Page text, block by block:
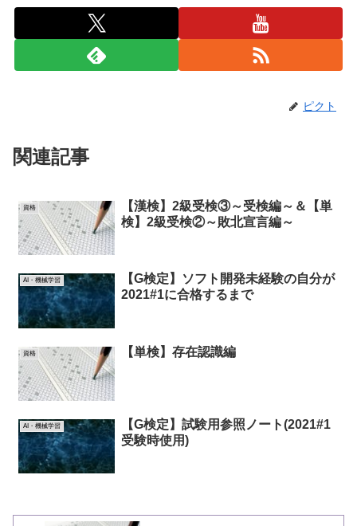
ピクト
関連記事
資格
【漢検】2級受検③～受検編～＆【単
検】2級受検②～敗北宣言編～
AI・機械学習
【G検定】ソフト開発未経験の自分が
2021#1に合格するまで
資格 【単検】存在認識編
AI・機械学習
【G検定】試験用参照ノート(2021#1
受験時使用)